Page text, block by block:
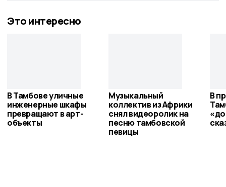
Это интересно
В Тамбове уличные
инженерные шкафы
превращают в арт-
объекты
Музыкальный
коллектив из Африки
снял видеоролик на
песню тамбовской
певицы
В